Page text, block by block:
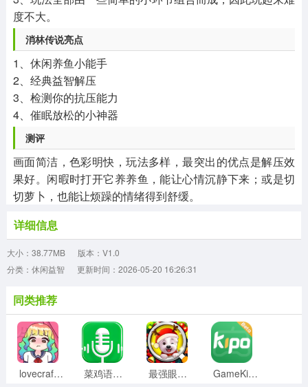
度不大。
消林传说亮点
1、休闲养鱼小能手
2、经典益智解压
3、检测你的抗压能力
4、催眠放松的小神器
测评
画面简洁，色彩明快，玩法多样，最突出的优点是解压效
果好。闲暇时打开它养养鱼，能让心情沉静下来；或是切
切萝卜，也能让烦躁的情绪得到舒缓。
详细信息
大小：38.77MB
版本：V1.0
分类：休闲益智
更新时间：2026-05-20 16:26:31
同类推荐
lovecraftlocker手游无广告版 菜鸡语音包手机最新版 最强眼力挑战游戏纯净版 GameKipo游戏正版